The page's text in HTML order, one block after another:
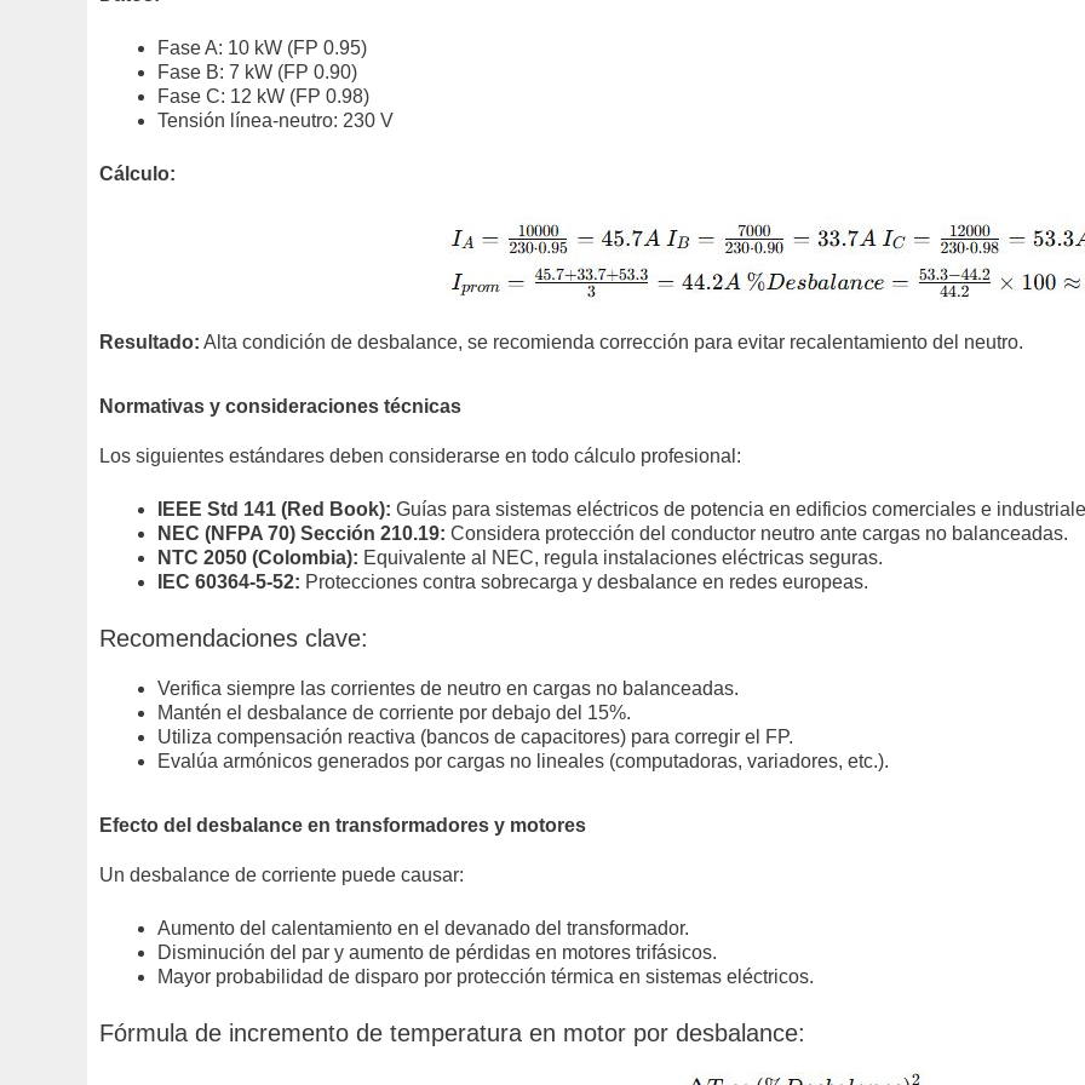
Fase A: 10 kW (FP 0.95)
Fase B: 7 kW (FP 0.90)
Fase C: 12 kW (FP 0.98)
Tensión línea-neutro: 230 V
Cálculo:
Resultado: Alta condición de desbalance, se recomienda corrección para evitar recalentamiento del neutro.
Normativas y consideraciones técnicas
Los siguientes estándares deben considerarse en todo cálculo profesional:
IEEE Std 141 (Red Book): Guías para sistemas eléctricos de potencia en edificios comerciales e
NEC (NFPA 70) Sección 210.19: Considera protección del conductor neutro ante cargas no balanceadas.
NTC 2050 (Colombia): Equivalente al NEC, regula instalaciones eléctricas seguras.
IEC 60364-5-52: Protecciones contra sobrecarga y desbalance en redes europeas.
Recomendaciones clave:
Verifica siempre las corrientes de neutro en cargas no balanceadas.
Mantén el desbalance de corriente por debajo del 15%.
Utiliza compensación reactiva (bancos de capacitores) para corregir el FP.
Evalúa armónicos generados por cargas no lineales (computadoras, variadores, etc.).
Efecto del desbalance en transformadores y motores
Un desbalance de corriente puede causar:
Aumento del calentamiento en el devanado del transformador.
Disminución del par y aumento de pérdidas en motores trifásicos.
Mayor probabilidad de disparo por protección térmica en sistemas eléctricos.
Fórmula de incremento de temperatura en motor por desbalance: